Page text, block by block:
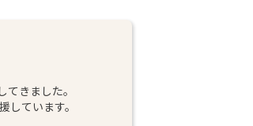
きました。
ています。